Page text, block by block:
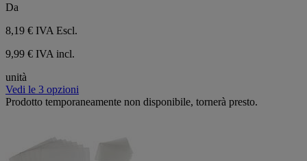
Da
8,19 € IVA Escl.
9,99 € IVA incl.
unità
Vedi le 3 opzioni
Prodotto temporaneamente non disponibile, tornerà presto.